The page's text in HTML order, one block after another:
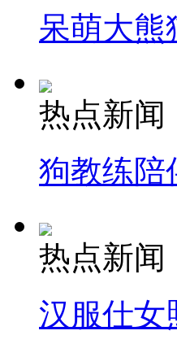
呆萌大熊
热点新闻
狗教练陪
热点新闻
汉服仕女